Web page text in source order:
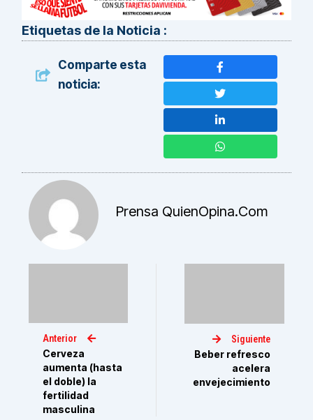
Etiquetas de la Noticia :
Comparte esta
noticia:
Prensa QuienOpina.com
Anterior
Cerveza
aumenta (hasta
el doble) la
fertilidad
masculina
Siguiente
Beber refresco
acelera
envejecimiento